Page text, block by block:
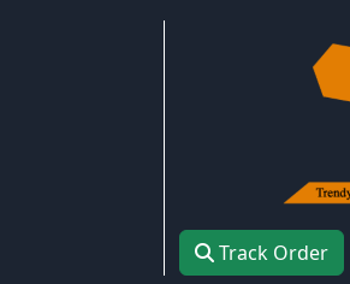
Track Order